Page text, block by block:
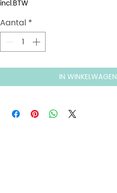
incl.BTW
Aantal *
IN WINKELWAGEN